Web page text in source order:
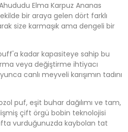
Elma Karpuz Ananas
bir araya gelen dört farklı
size karmaşık ama dengeli bir
kadar kapasiteye sahip bu
veya değiştirme ihtiyacı
canlı meyveli karışımın tadını
puf, eşit buhar dağılımı ve tam,
çift örgü bobin teknolojisi
vurduğunuzda kaybolan tat